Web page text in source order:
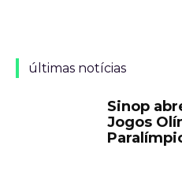
últimas notícias
Sinop
Jogos